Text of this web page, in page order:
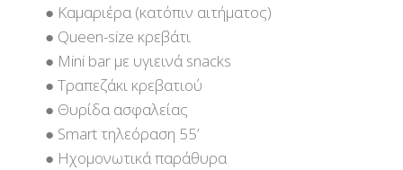
● Καμαριέρα (κατόπιν αιτήματος)
● Queen-size κρεβάτι
● Mini bar με υγιεινά snacks
● Τραπεζάκι κρεβατιού
● Θυρίδα ασφαλείας
● Smart τηλεόραση 55’
● Ηχομονωτικά παράθυρα